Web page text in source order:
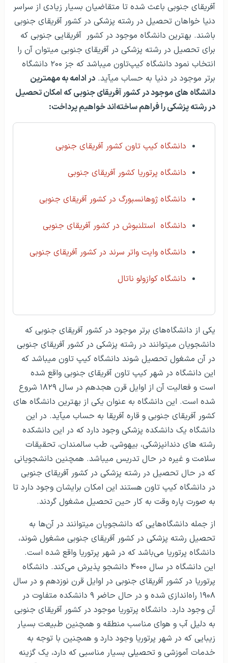
آفریقای جنوبی باعث شده تا متقاضیان بسیار زیادی از سراسر
دنیا خواهان تحصیل در رشته پزشکی در کشور آفریقای جنوبی
باشند. بهترین دانشگاه موجود در کشور آفریقایی جنوبی که
برای تحصیل در رشته پزشکی در آفریقای جنوبی می‎توان آن را
انتخاب نمود دانشگاه کیپ‌تاون می‎باشد که جز ۲۰۰ دانشگاه
برتر موجود در دنیا به حساب می‎آید.
در ادامه به مهمترین
دانشگاه های موجود در کشور آفریقای جنوبی که امکان تحصیل
در رشته پزشکی را فراهم ساخته‌اند خواهیم پرداخت:
دانشگاه کیپ تاون کشور آفریقای جنوبی
دانشگاه پرتوریا کشور آفریقای جنوبی
دانشگاه ژوهانسبورگ در کشور آفریقای جنوبی
دانشگاه استلنبوش در کشور آفریقای جنوبی
دانشگاه وایت واتر سرند در کشور آفریقای جنوبی
دانشگاه کوازولو ناتال
یکی از دانشگاه‌های برتر موجود در کشور آفریقای جنوبی که
دانشجویان می‎توانند در رشته پزشکی در کشور آفریقای جنوبی
در آن مشغول تحصیل شوند دانشگاه کیپ تاون می‎باشد که
این دانشگاه در شهر کیپ تاون آفریقای جنوبی واقع شده
است و فعالیت آن از اوایل قرن هجدهم در سال ۱۸۲۹ شروع
شده است. این دانشگاه به عنوان یکی از بهترین دانشگاه ‌های
کشور آفریقای جنوبی و قاره آفریقا به حساب می‎آید. در این
دانشگاه یک دانشکده پزشکی وجود دارد که در این دانشکده
رشته های دندانپزشکی، بیهوشی، طب سالمندان، تحقیقات
سلامت و غیره در حال تدریس می‎باشد. همچنین دانشجویانی
که در حال تحصیل در رشته پزشکی در کشور آفریقای جنوبی
در دانشگاه کیپ تاون هستند این امکان برایشان وجود دارد تا
به صورت پاره وقت به کار حین تحصیل مشغول گردند.
از جمله دانشگاه‌هایی که دانشجویان می‎توانند در آن‌ها به
تحصیل رشته پزشکی در کشور آفریقای جنوبی مشغول شوند،
دانشگاه پرتوریا می‌باشد که در شهر پرتوریا واقع شده است.
این دانشگاه در سال ۴۰۰۰ دانشجو پذیرش می‌کند. دانشگاه
پرتوریا در کشور آفریقای جنوبی در اوایل قرن نوزدهم و در سال
۱۹۰۸ راه‌اندازی شده و در حال حاضر ۹ دانشکده متفاوت در
آن وجود دارد. دانشگاه پرتوریا موجود در کشور آفریقای جنوبی
به دلیل آب و هوای مناسب منطقه و همچنین طبیعت بسیار
زیبایی که در شهر پرتوریا وجود دارد و همچنین با توجه به
خدمات آموزشی و تحصیلی بسیار مناسبی که دارد، یک گزینه